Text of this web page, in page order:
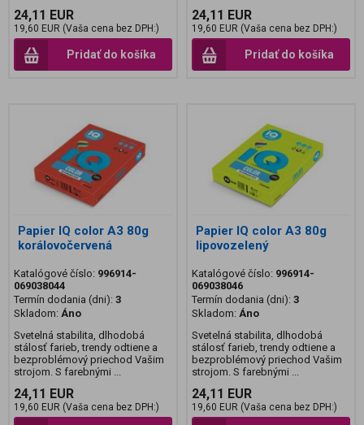
24,11 EUR
19,60 EUR (Vaša cena bez DPH:)
Pridať do košíka
24,11 EUR
19,60 EUR (Vaša cena bez DPH:)
Pridať do košíka
Papier IQ color A3 80g
korálovočervená
Katalógové číslo: 996914-
069038044
Termín dodania (dni): 3
Skladom: Áno
Svetelná stabilita, dlhodobá
stálosť farieb, trendy odtiene a
bezproblémový priechod Vašim
strojom. S farebnými ...
24,11 EUR
19,60 EUR (Vaša cena bez DPH:)
Papier IQ color A3 80g
lipovozelený
Katalógové číslo: 996914-
069038046
Termín dodania (dni): 3
Skladom: Áno
Svetelná stabilita, dlhodobá
stálosť farieb, trendy odtiene a
bezproblémový priechod Vašim
strojom. S farebnými ...
24,11 EUR
19,60 EUR (Vaša cena bez DPH:)